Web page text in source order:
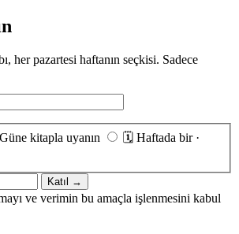
her pazartesi haftanın seçkisi. Sadece
kitapla uyanın 🗓 Haftada bir ·
Katıl →
ve verimin bu amaçla işlenmesini kabul